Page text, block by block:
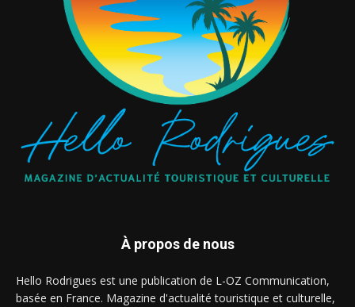
À propos de nous
Hello Rodrigues est une publication de L-OZ Communication,
basée en France. Magazine d'actualité touristique et culturelle,